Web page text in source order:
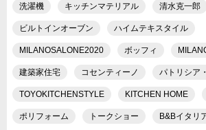
洗濯機 キッチンマテリアル 清水克一郎
ビルトインオーブン ハイムテキスタイル
MILANOSALONE2020 ボッフィ
建築家住宅 コセンティーノ パトリシア
TOYOKITCHENSTYLE KITCHEN HOME
ポリフォーム トークショー B&Bイタリ